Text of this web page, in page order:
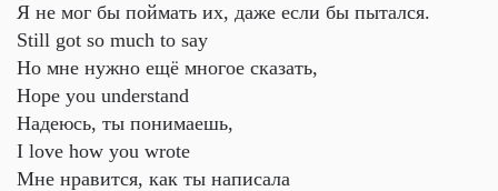
Я не мог бы поймать их, даже если бы пытался.
Still got so much to say
Но мне нужно ещё многое сказать,
Hope you understand
Надеюсь, ты понимаешь,
I love how you wrote
Мне нравится, как ты написала